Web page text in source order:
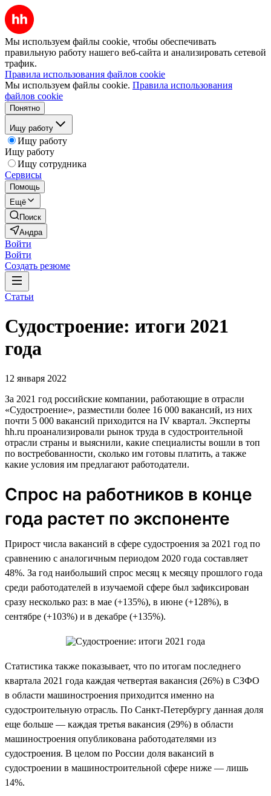
Мы используем файлы cookie, чтобы обеспечивать
правильную работу нашего веб-сайта и анализировать сетевой
трафик.
Правила использования файлов cookie
Мы используем файлы cookie. Правила использования
файлов cookie
Понятно
Ищу работу
Ищу работу
Ищу работу
Ищу сотрудника
Сервисы
Помощь
Ещё
Поиск
Андра
Войти
Войти
Создать резюме
Статьи
Судостроение: итоги 2021
года
12 января 2022
За 2021 год российские компании, работающие в отрасли
«Судостроение», разместили более 16 000 вакансий, из них
почти 5 000 вакансий приходится на IV квартал. Эксперты
hh.ru проанализировали рынок труда в судостроительной
отрасли страны и выяснили, какие специалисты вошли в топ
по востребованности, сколько им готовы платить, а также
какие условия им предлагают работодатели.
Спрос на работников в конце
года растет по экспоненте
Прирост числа вакансий в сфере судостроения за 2021 год по
сравнению с аналогичным периодом 2020 года составляет
48%. За год наибольший спрос месяц к месяцу прошлого года
среди работодателей в изучаемой сфере был зафиксирован
сразу несколько раз: в мае (+135%), в июне (+128%), в
сентябре (+103%) и в декабре (+135%).
Статистика также показывает, что по итогам последнего
квартала 2021 года каждая четвертая вакансия (26%) в СЗФО
в области машиностроения приходится именно на
судостроительную отрасль. По Санкт-Петербургу данная доля
еще больше — каждая третья вакансия (29%) в области
машиностроения опубликована работодателями из
судостроения. В целом по России доля вакансий в
судостроении в машиностроительной сфере ниже — лишь
14%.